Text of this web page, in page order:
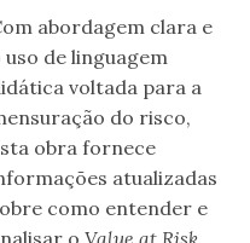
abordagem clara e
uso de linguagem
voltada para a
do risco,
obra fornece
atualizadas
como entender e